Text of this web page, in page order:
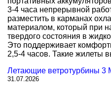
3-4 часа непрерывной
разместить в карманах
материалом, который при
твердого состояния в
Это поддерживает
2,5-4 часов. Такие жилеты
Летающие ветротурбины
31.07.2026